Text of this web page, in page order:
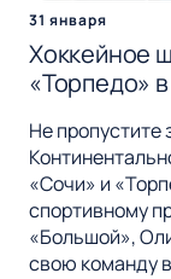
31 января
Хоккейное
«Торпедо»
Не
«Сочи» и
спортивному
«Большой»,
свою команду